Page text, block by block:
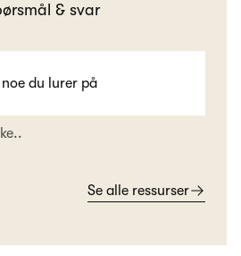
& svar
Se alle ressurser